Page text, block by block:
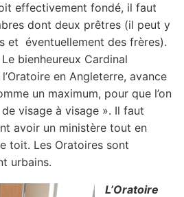
effectivement fondé, il faut
dont deux prêtres (il peut y
et éventuellement des frères).
bienheureux Cardinal
en Angleterre, avance
un maximum, pour que l’on
visage à visage ». Il faut
avoir un ministère tout en
toit. Les Oratoires sont
urbains.
L’Oratoire